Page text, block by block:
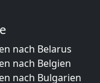
nach Belarus
nach Belgien
nach Bulgarien